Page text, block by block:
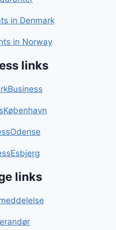
in Denmark
in Norway
links
links